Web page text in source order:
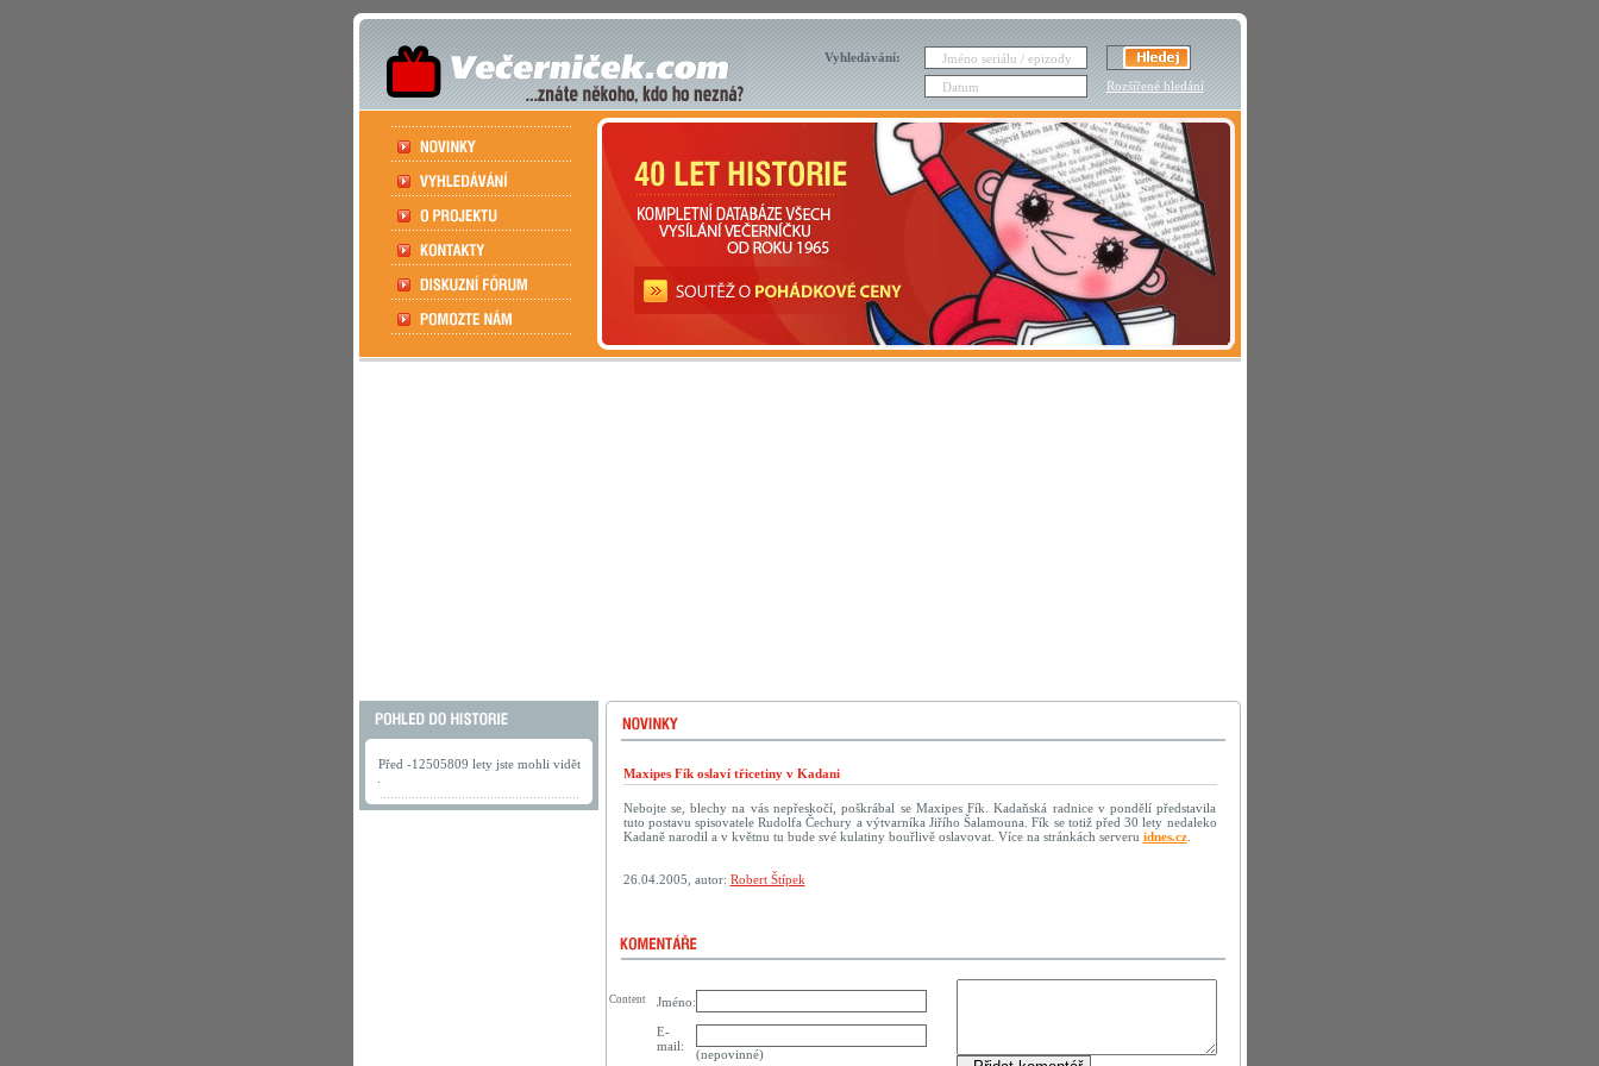
Vyhledávání:
Rozšířené hledání
Před -12505809 lety jste mohli vidět
Maxipes Fík oslaví třicetiny v Kadani
Nebojte se, blechy na vás nepřeskočí, poškrábal se Maxipes Fík. Kadaňská radnice v pondělí představila
tuto postavu spisovatele Rudolfa Čechury a výtvarníka Jiřího Šalamouna. Fík se totiž před 30 lety nedaleko
Kadaně narodil a v květnu tu bude své kulatiny bouřlivě oslavovat. Více na stránkách serveru idnes.cz.
26.04.2005, autor: Robert Štípek
Jméno:
E-
mail:
(nepovinné)
Content